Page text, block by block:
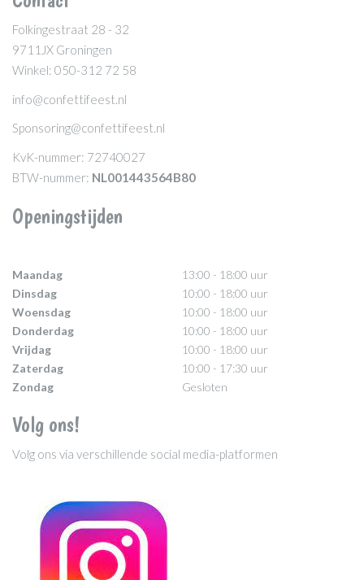
Folkingestraat 28 - 32
9711JX Groningen
Winkel: 050-312 72 58
info@confettifeest.nl
Sponsoring@confettifeest.nl
KvK-nummer: 72740027
BTW-nummer: NL001443564B80
Openingstijden
Maandag
13:00 - 18:00 uur
Dinsdag
10:00 - 18:00 uur
Woensdag
10:00 - 18:00 uur
Donderdag
10:00 - 18:00 uur
Vrijdag
10:00 - 18:00 uur
Zaterdag
10:00 - 17:30 uur
Zondag
Gesloten
Volg ons!
Volg ons via verschillende social media-platformen